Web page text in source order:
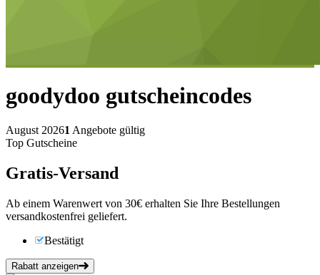
goodydoo gutscheincodes
August 20261Angebote gültig
Top Gutscheine
Gratis-Versand
Ab einem Warenwert von 30€ erhalten Sie Ihre Bestellungen
versandkostenfrei geliefert.
Bestätigt
Rabatt anzeigen